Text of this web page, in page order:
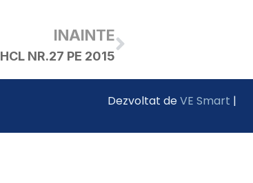
INAINTE
HCL NR.27 PE 2015
Dezvoltat deVE Smart |